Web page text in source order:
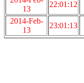
13
22:01:12
2014-Feb-
13
23:01:13